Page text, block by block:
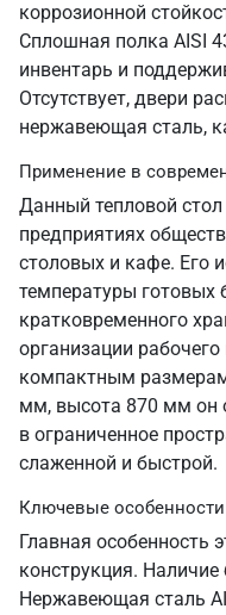
коррозионной
Сплошная полка AISI
инвентарь и
Отсутствует, двери
нержавеющая сталь,
Применение в
Данный тепловой
предприятиях
столовых и кафе. Его
температуры готовых
кратковременного
организации
компактным
мм, высота 870 мм он
в ограниченное
слаженной и быстрой.
Ключевые
Главная особенность
конструкция.
Нержавеющая сталь